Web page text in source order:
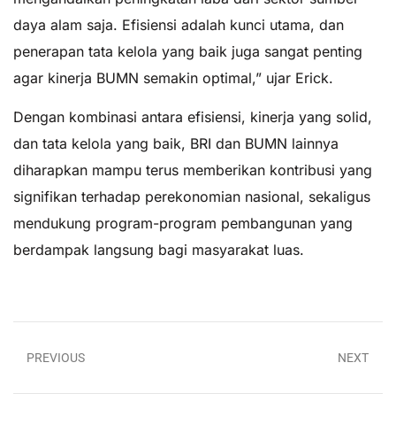
daya alam saja. Efisiensi adalah kunci utama, dan
penerapan tata kelola yang baik juga sangat penting
agar kinerja BUMN semakin optimal,” ujar Erick.
Dengan kombinasi antara efisiensi, kinerja yang solid,
dan tata kelola yang baik, BRI dan BUMN lainnya
diharapkan mampu terus memberikan kontribusi yang
signifikan terhadap perekonomian nasional, sekaligus
mendukung program-program pembangunan yang
berdampak langsung bagi masyarakat luas.
PREVIOUS NEXT